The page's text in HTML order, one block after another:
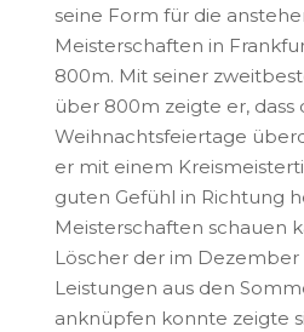
seine Form für die
Meisterschaften in
800m. Mit seiner
über 800m zeigte er, dass
Weihnachtsfeiertage
er mit einem
guten Gefühl in Richtung
Meisterschaften schauen
Löscher der im Dezember
Leistungen aus den
anknüpfen konnte zeigte